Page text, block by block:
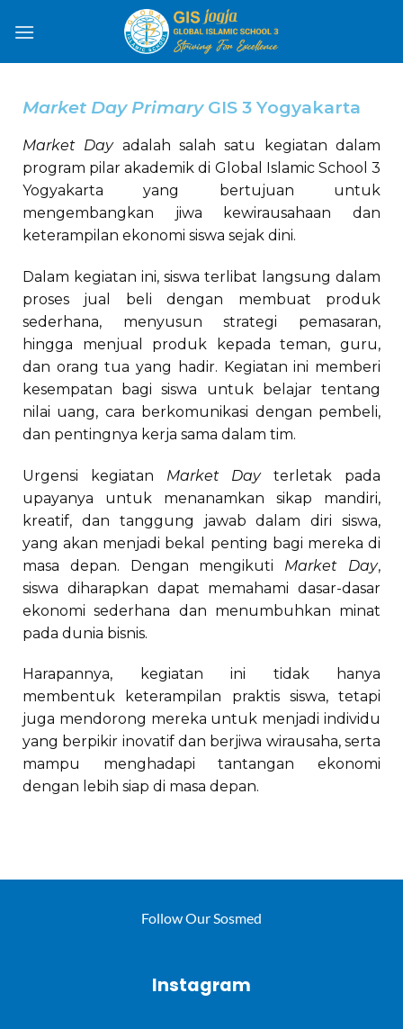
Market Day Primary GIS 3 Yogyakarta
Market Dayadalah salah satu kegiatan dalam
program pilar akademik di Global Islamic School 3
Yogyakarta yang bertujuan untuk
mengembangkan jiwa kewirausahaan dan
keterampilan ekonomi siswa sejak dini.
Dalam kegiatan ini, siswa terlibat langsung dalam
proses jual beli dengan membuat produk
sederhana, menyusun strategi pemasaran,
hingga menjual produk kepada teman, guru,
dan orang tua yang hadir. Kegiatan ini memberi
kesempatan bagi siswa untuk belajar tentang
nilai uang, cara berkomunikasi dengan pembeli,
dan pentingnya kerja sama dalam tim.
Urgensi kegiatan Market Dayterletak pada
upayanya untuk menanamkan sikap mandiri,
kreatif, dan tanggung jawab dalam diri siswa,
yang akan menjadi bekal penting bagi mereka di
masa depan. Dengan mengikuti Market Day,
siswa diharapkan dapat memahami dasar-dasar
ekonomi sederhana dan menumbuhkan minat
pada dunia bisnis.
Harapannya, kegiatan ini tidak hanya
membentuk keterampilan praktis siswa, tetapi
juga mendorong mereka untuk menjadi individu
yang berpikir inovatif dan berjiwa wirausaha, serta
mampu menghadapi tantangan ekonomi
dengan lebih siap di masa depan.
Follow Our Sosmed
Instagram